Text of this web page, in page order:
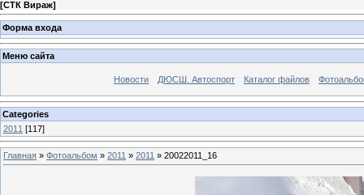
[СТК Вираж]
Форма входа
Меню сайта
Новости ДЮСШ. Автоспорт Каталог файлов
Categories
2011 [117]
Главная » Фотоальбом » 2011 » 2011 » 20022011_16